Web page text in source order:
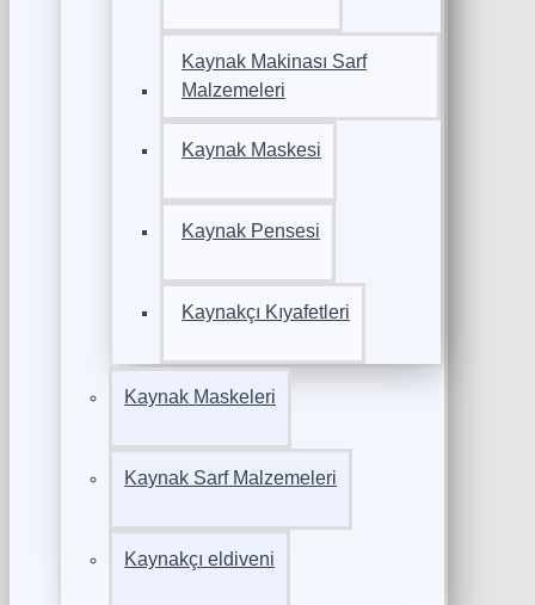
Kaynak Makinası Sarf
Malzemeleri
Kaynak Maskesi
Kaynak Pensesi
Kaynakçı Kıyafetleri
Kaynak Maskeleri
Kaynak Sarf Malzemeleri
Kaynakçı eldiveni